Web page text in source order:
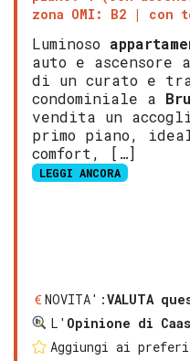
zona OMI: B2
con
Luminoso
auto e ascensore a
di un curato e
condominiale a
vendita un
primo piano,
comfort, […]
LEGGI ANCORA
NOVITA':VALUTA
L' Opinione di
Aggiungi ai